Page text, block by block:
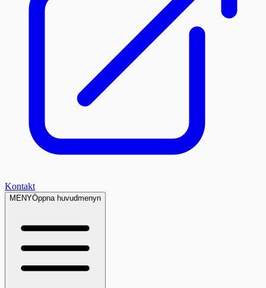
Kontakt
MENYÖppna huvudmenyn